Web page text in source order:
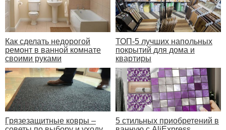
Как сделать недорогой
ремонт в ванной комнате
своими руками
ТОП-5 лучших напольных
покрытий для дома и
квартиры
Грязезащитные ковры –
5 стильных приобретений в